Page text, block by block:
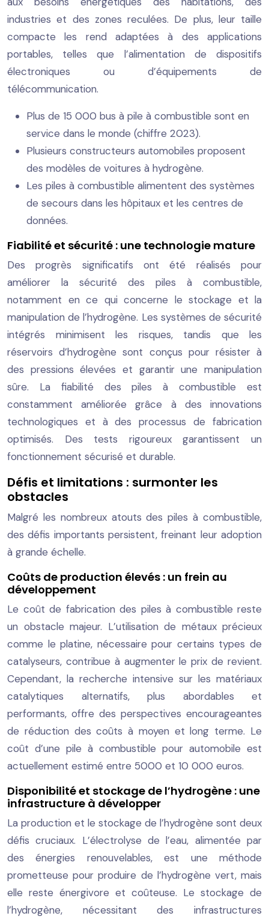
industries et des zones reculées. De plus, leur taille
compacte les rend adaptées à des applications
portables, telles que l’alimentation de dispositifs
électroniques ou d’équipements de
télécommunication.
Plus de 15 000 bus à pile à combustible sont en
service dans le monde (chiffre 2023).
Plusieurs constructeurs automobiles proposent
des modèles de voitures à hydrogène.
Les piles à combustible alimentent des systèmes
de secours dans les hôpitaux et les centres de
données.
Fiabilité et sécurité : une technologie mature
Des progrès significatifs ont été réalisés pour
améliorer la sécurité des piles à combustible,
notamment en ce qui concerne le stockage et la
manipulation de l’hydrogène. Les systèmes de sécurité
intégrés minimisent les risques, tandis que les
réservoirs d’hydrogène sont conçus pour résister à
des pressions élevées et garantir une manipulation
sûre. La fiabilité des piles à combustible est
constamment améliorée grâce à des innovations
technologiques et à des processus de fabrication
optimisés. Des tests rigoureux garantissent un
fonctionnement sécurisé et durable.
Défis et limitations : surmonter les
obstacles
Malgré les nombreux atouts des piles à combustible,
des défis importants persistent, freinant leur adoption
à grande échelle.
Coûts de production élevés : un frein au
développement
Le coût de fabrication des piles à combustible reste
un obstacle majeur. L’utilisation de métaux précieux
comme le platine, nécessaire pour certains types de
catalyseurs, contribue à augmenter le prix de revient.
Cependant, la recherche intensive sur les matériaux
catalytiques alternatifs, plus abordables et
performants, offre des perspectives encourageantes
de réduction des coûts à moyen et long terme. Le
coût d’une pile à combustible pour automobile est
actuellement estimé entre 5000 et 10 000 euros.
Disponibilité et stockage de l’hydrogène : une
infrastructure à développer
La production et le stockage de l’hydrogène sont deux
défis cruciaux. L’électrolyse de l’eau, alimentée par
des énergies renouvelables, est une méthode
prometteuse pour produire de l’hydrogène vert, mais
elle reste énergivore et coûteuse. Le stockage de
l’hydrogène, nécessitant des infrastructures